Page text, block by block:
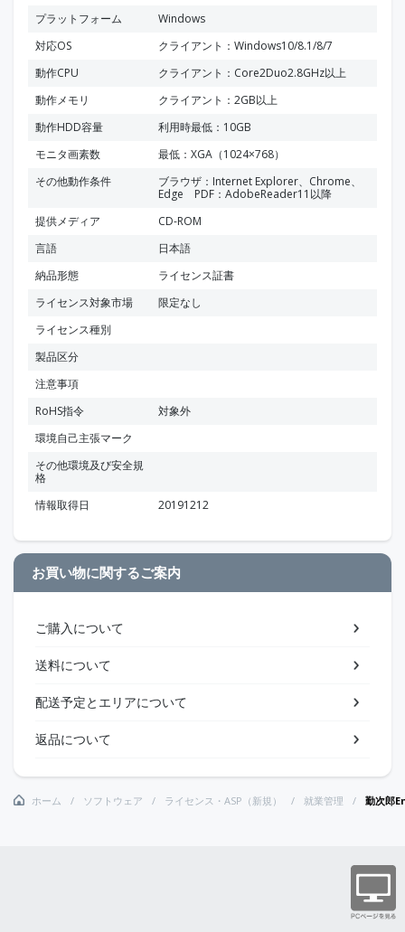
プラットフォーム
Windows
対応OS
クライアント：Windows10/8.1/8/7
動作CPU
クライアント：Core2Duo2.8GHz以上
動作メモリ
クライアント：2GB以上
動作HDD容量
利用時最低：10GB
モニタ画素数
最低：XGA（1024×768）
その他動作条件
ブラウザ：Internet Explorer、Chrome、
Edge PDF：AdobeReader11以降
提供メディア
CD-ROM
言語
日本語
納品形態
ライセンス証書
ライセンス対象市場
限定なし
ライセンス種別
製品区分
注意事項
RoHS指令
対象外
環境自己主張マーク
その他環境及び安全規
格
情報取得日
20191212
お買い物に関するご案内
ご購入について
送料について
配送予定とエリアについて
返品について
ホーム ソフトウェア ライセンス・ASP（新規） 就業管理 勤次郎